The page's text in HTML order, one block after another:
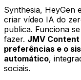
Synthesia, HeyGen
criar vídeo IA do
publica. Funciona
fazer. JMV
preferências e o
automático,
sociais.